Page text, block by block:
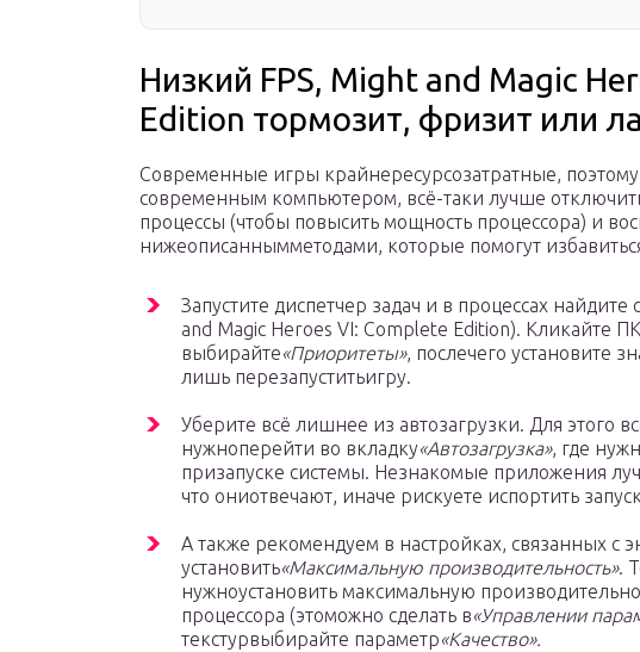
Низкий FPS, Might and Magic
Edition тормозит, фризит или
Современные игры крайнересурсозатратные,
современным компьютером, всё-таки лучше
процессы (чтобы повысить мощность процессора) и
нижеописаннымметодами, которые помогут
Запустите диспетчер задач и в процессах
and Magic Heroes VI: Complete Edition). Кликайте
выбирайте«Приоритеты», послечего установите
лишь перезапуститьигру.
Уберите всё лишнее из автозагрузки. Для этого
нужноперейти во вкладку«Автозагрузка», где
призапуске системы. Незнакомые приложения
что ониотвечают, иначе рискуете испортить
А также рекомендуем в настройках, связанных с
установить«Максимальную производительность».
нужноустановить максимальную
процессора (этоможно сделать в«Управлении
текстурвыбирайте параметр«Качество».